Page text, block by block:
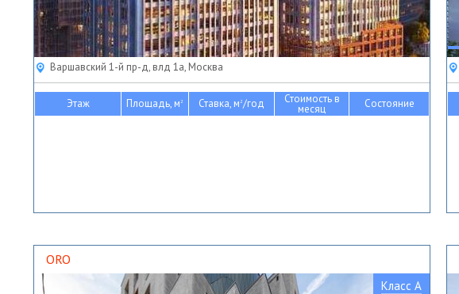
Варшавский 1-й пр-д, влд 1а, Москва
Этаж Площадь, м2 Ставка, м2/год Стоимость в
месяц Состояние
ORO
Класс A